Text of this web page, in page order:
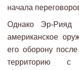
начала
Однако Эр-Рияд
американское
его оборону
территорию с